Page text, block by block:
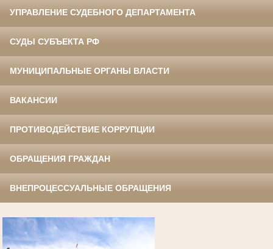
УПРАВЛЕНИЕ СУДЕБНОГО ДЕПАРТАМЕНТА
СУДЫ СУБЪЕКТА РФ
МУНИЦИПАЛЬНЫЕ ОРГАНЫ ВЛАСТИ
ВАКАНСИИ
ПРОТИВОДЕЙСТВИЕ КОРРУПЦИИ
ОБРАЩЕНИЯ ГРАЖДАН
ВНЕПРОЦЕССУАЛЬНЫЕ ОБРАЩЕНИЯ